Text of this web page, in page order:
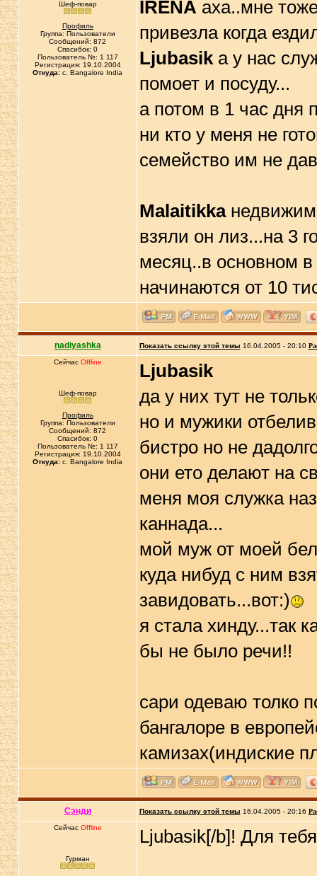
Шеф-повар
Профиль
Группа: Пользователи
Сообщений: 872
Спасибок: 0
Пользователь №: 1 117
Регистрация: 19.10.2004
Откуда: c. Bangalore India
IRENA аха..мне
привезла когда
Ljubasikа у нас
помоет и посуду...
а потом в 1 час дня
ни кто у меня не
семейство им не
Malaitikka
взяли он лиз...на 3
месяц..в основном
начинаются от 10
nadiyashka Показать ссылку этой темы 16.04.2005 - 20:10
Сейчас Offline
Шеф-повар
Профиль
Группа: Пользователи
Сообщений: 872
Спасибок: 0
Пользователь №: 1 117
Регистрация: 19.10.2004
Откуда: c. Bangalore India
Ljubasik
да у них тут не
но и мужики
бистро но не
они ето делают на
меня моя служка
каннада...
мой муж от моей
куда нибуд с ним
завидовать...вот:)
я стала хинду...так
бы не было речи!!
сари одеваю толко
бангалоре в
камизах(индиские
Сэнди Показать ссылку этой темы 16.04.2005 - 20:16
Сейчас Offline
Гурман
Ljubasik[/b]! Для